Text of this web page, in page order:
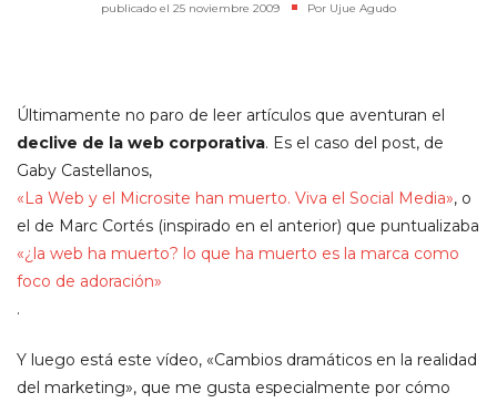
publicado el 25 noviembre 2009 Por Ujue Agudo
Últimamente no paro de leer artículos que aventuran el
declive de la web corporativa. Es el caso del post, de
Gaby Castellanos,
«La Web y el Microsite han muerto. Viva el Social Media», o
el de Marc Cortés (inspirado en el anterior) que puntualizaba
«¿la web ha muerto? lo que ha muerto es la marca como
foco de adoración»
.
Y luego está este vídeo, «Cambios dramáticos en la realidad
del marketing», que me gusta especialmente por cómo